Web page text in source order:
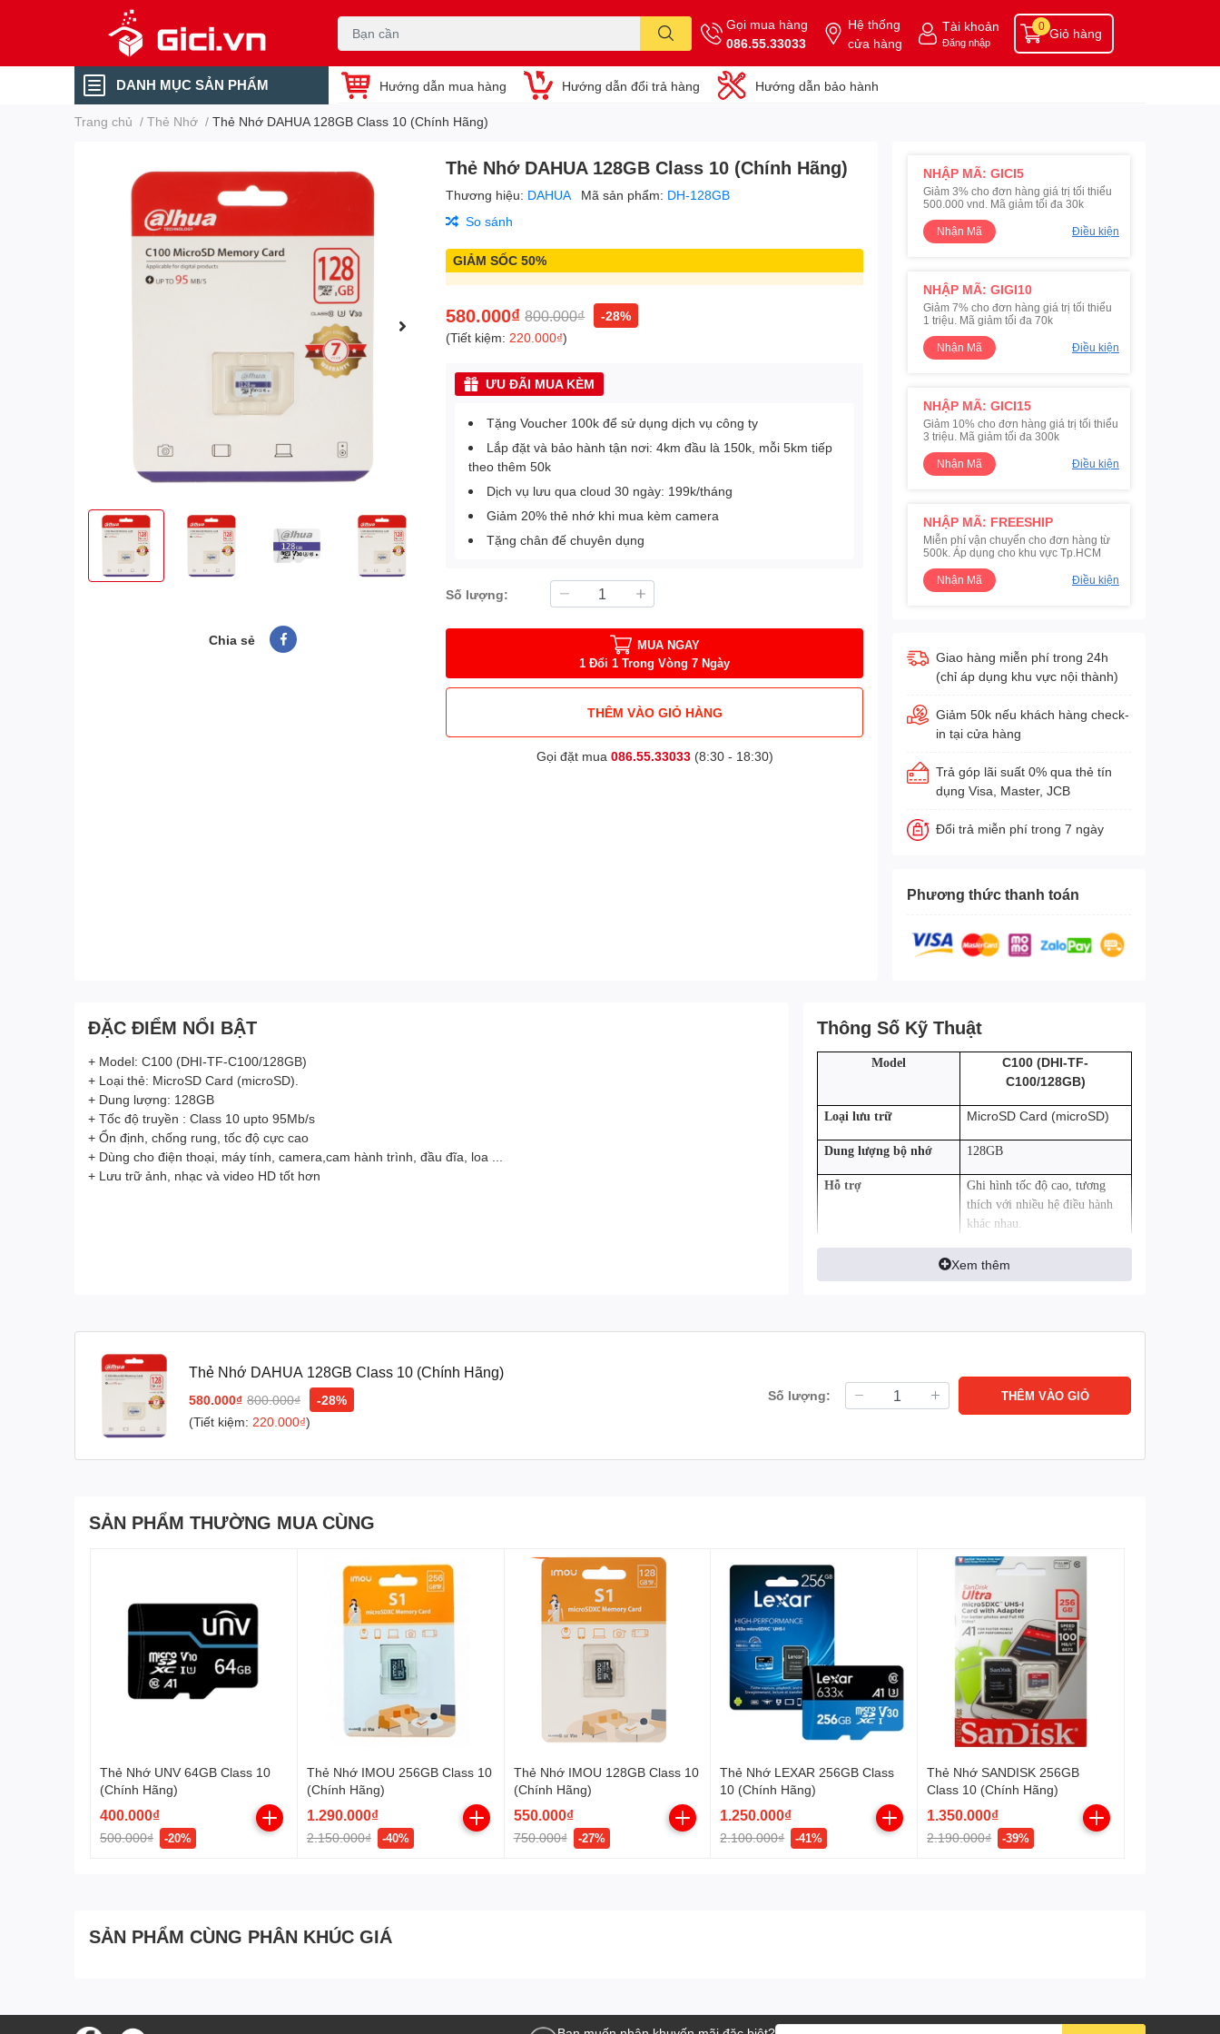
Gọi mua hàng
086.55.33033
Hệ thống
cửa hàng
Tài khoản
Đăng nhập
Giỏ hàng
0
DANH MỤC SẢN PHẨM Hướng dẫn mua hàng Hướng dẫn đổi trả hàng Hướng dẫn bảo hành
Trang chủ / Thẻ Nhớ / Thẻ Nhớ DAHUA 128GB Class 10 (Chính Hãng)
Chia sẻ
Thẻ Nhớ DAHUA 128GB Class 10 (Chính Hãng)
Thương hiệu: DAHUA Mã sản phẩm: DH-128GB
So sánh
GIẢM SỐC 50%
580.000₫ 800.000₫
-28%
(Tiết kiệm: 220.000₫)
ƯU ĐÃI MUA KÈM
Tặng Voucher 100k để sử dụng dịch vụ công ty
Lắp đặt và bảo hành tận nơi: 4km đầu là 150k, mỗi 5km tiếp
theo thêm 50k
Dịch vụ lưu qua cloud 30 ngày: 199k/tháng
Giảm 20% thẻ nhớ khi mua kèm camera
Tặng chân đế chuyên dụng
Số lượng:
MUA NGAY
1 Đổi 1 Trong Vòng 7 Ngày
THÊM VÀO GIỎ HÀNG
Gọi đặt mua 086.55.33033(8:30 - 18:30)
NHẬP MÃ: GICI5
Giảm 3% cho đơn hàng giá trị tối thiểu
500.000 vnd. Mã giảm tối đa 30k
Nhận Mã
Điều kiện
NHẬP MÃ: GIGI10
Giảm 7% cho đơn hàng giá trị tối thiểu
1 triệu. Mã giảm tối đa 70k
Nhận Mã
Điều kiện
NHẬP MÃ: GICI15
Giảm 10% cho đơn hàng giá trị tối thiểu
3 triệu. Mã giảm tối đa 300k
Nhận Mã
Điều kiện
NHẬP MÃ: FREESHIP
Miễn phí vận chuyển cho đơn hàng từ
500k. Áp dụng cho khu vực Tp.HCM
Nhận Mã
Điều kiện
Giao hàng miễn phí trong 24h
(chỉ áp dụng khu vực nội thành)
Giảm 50k nếu khách hàng check-
in tại cửa hàng
Trả góp lãi suất 0% qua thẻ tín
dụng Visa, Master, JCB
Đổi trả miễn phí trong 7 ngày
Phương thức thanh toán
ĐẶC ĐIỂM NỔI BẬT
+ Model: C100 (DHI-TF-C100/128GB)
+ Loại thẻ: MicroSD Card (microSD).
+ Dung lượng: 128GB
+ Tốc độ truyền : Class 10 upto 95Mb/s
+ Ổn định, chống rung, tốc độ cực cao
+ Dùng cho điện thoại, máy tính, camera,cam hành trình, đầu đĩa, loa ...
+ Lưu trữ ảnh, nhạc và video HD tốt hơn
Thông Số Kỹ Thuật
Model
C100 (DHI-TF-
C100/128GB)
Loại lưu trữ MicroSD Card (microSD)
Dung lượng bộ nhớ 128GB
Hỗ trợ
Ghi hình tốc độ cao, tương
thích với nhiều hệ điều hành
khác nhau.
tục
Ghi hình liên tục (24/24) lưu
Áp dụng cho
Camera ip, camera hành trình,
Hiệu suất cao, tốc độ
Nhà sản xuất Dahua
Xem thêm
Thẻ Nhớ DAHUA 128GB Class 10 (Chính Hãng)
580.000₫ 800.000₫
-28%
(Tiết kiệm: 220.000₫)
Số lượng: THÊM VÀO GIỎ
SẢN PHẨM THƯỜNG MUA CÙNG
Thẻ Nhớ UNV 64GB Class 10
(Chính Hãng)
400.000₫
500.000₫ -20%
Thẻ Nhớ IMOU 256GB Class 10
(Chính Hãng)
1.290.000₫
2.150.000₫ -40%
Thẻ Nhớ IMOU 128GB Class 10
(Chính Hãng)
550.000₫
750.000₫ -27%
Thẻ Nhớ LEXAR 256GB Class
10 (Chính Hãng)
1.250.000₫
2.100.000₫ -41%
Thẻ Nhớ SANDISK 256GB
Class 10 (Chính Hãng)
1.350.000₫
2.190.000₫ -39%
SẢN PHẨM CÙNG PHÂN KHÚC GIÁ